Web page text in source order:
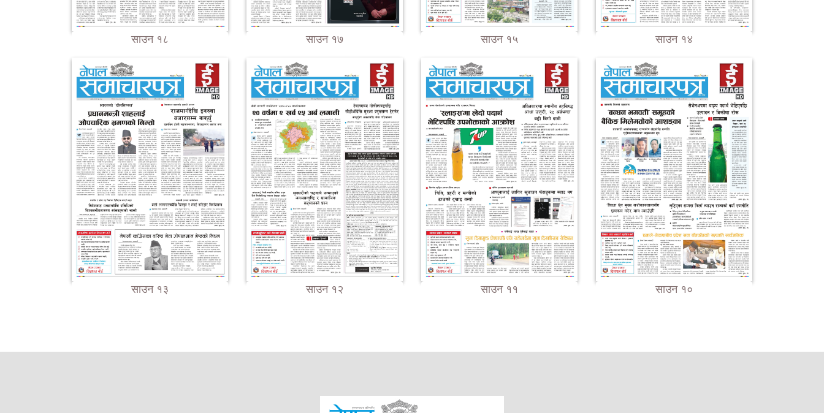
साउन १८ साउन १७ साउन १५ साउन १४
साउन १३ साउन १२ साउन ११ साउन १०